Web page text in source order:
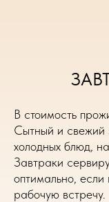
В стоимость
Сытный и свежий
холодных блюд,
Завтраки
оптимально,
рабочую встречу.